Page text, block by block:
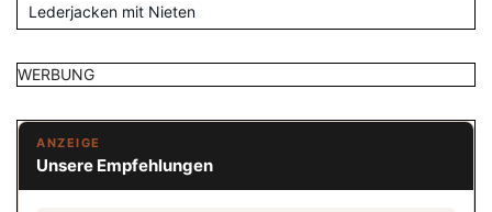
Lederjacken mit Nieten
WERBUNG
ANZEIGE
Unsere Empfehlungen